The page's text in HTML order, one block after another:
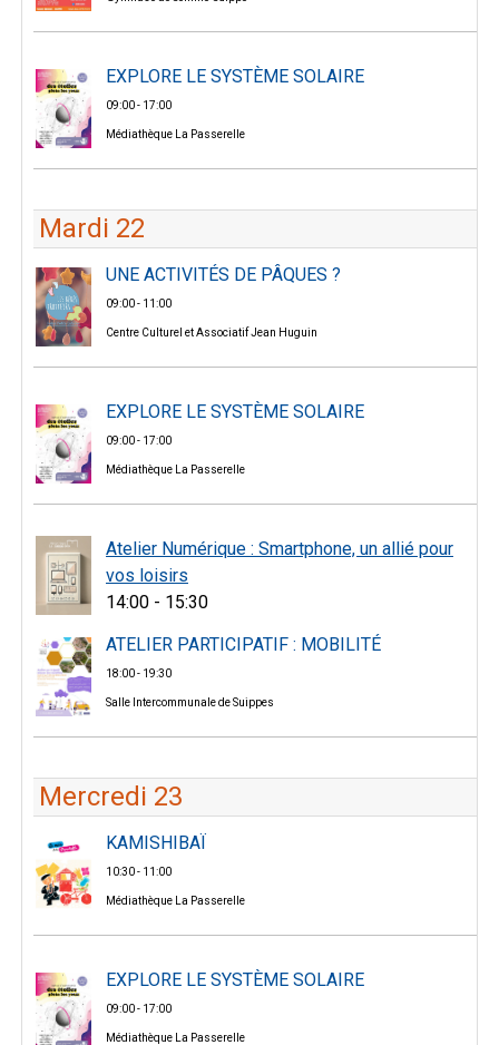
EXPLORE LE SYSTÈME SOLAIRE
09:00 - 17:00
Médiathèque La Passerelle
Mardi 22
UNE ACTIVITÉS DE PÂQUES ?
09:00 - 11:00
Centre Culturel et Associatif Jean Huguin
EXPLORE LE SYSTÈME SOLAIRE
09:00 - 17:00
Médiathèque La Passerelle
Atelier Numérique : Smartphone, un allié pour
vos loisirs
14:00 - 15:30
ATELIER PARTICIPATIF : MOBILITÉ
18:00 - 19:30
Salle Intercommunale de Suippes
Mercredi 23
KAMISHIBAÏ
10:30 - 11:00
Médiathèque La Passerelle
EXPLORE LE SYSTÈME SOLAIRE
09:00 - 17:00
Médiathèque La Passerelle